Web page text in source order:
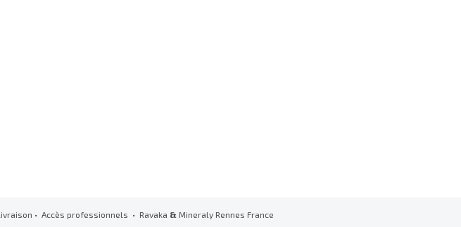
• Accès professionnels • Ravaka & Mineraly Rennes France